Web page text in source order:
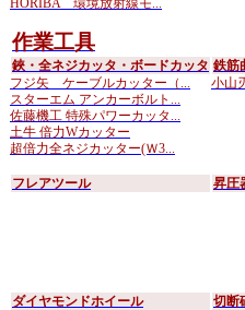
HORIBA 環境放射線モ...
作業工具
鋏・全ネジカッタ・ボードカッタ
フジ矢 ケーブルカッター（...
スターエム アンカーボルト...
佐藤機工 特殊パワーカッタ...
土牛 倍力Wカッター
超倍力全ネジカッター(Ｗ3...
鉄筋
小山
フレアツール 昇圧
ダイヤモンドホイール
切断